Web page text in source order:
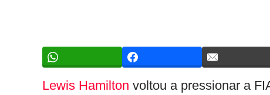
Lewis Hamilton voltou a pressionar a